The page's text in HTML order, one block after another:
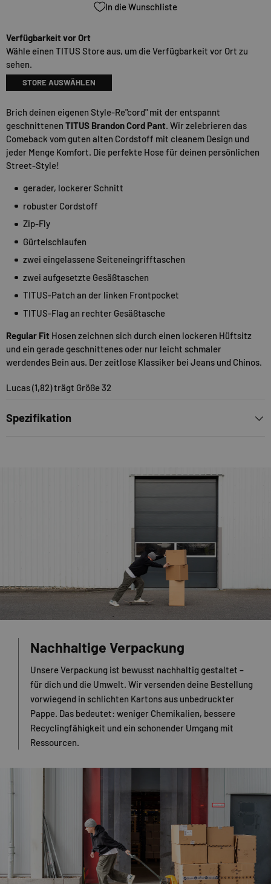
In die Wunschliste
Verfügbarkeit vor Ort
Wähle einen TITUS Store aus, um die Verfügbarkeit vor Ort zu
sehen.
STORE AUSWÄHLEN
Brich deinen eigenen Style-Re"cord" mit der entspannt
geschnittenen TITUS Brandon Cord Pant. Wir zelebrieren das
Comeback vom guten alten Cordstoff mit cleanem Design und
jeder Menge Komfort. Die perfekte Hose für deinen persönlichen
Street-Style!
gerader, lockerer Schnitt
robuster Cordstoff
Zip-Fly
Gürtelschlaufen
zwei eingelassene Seiteneingrifftaschen
zwei aufgesetzte Gesäßtaschen
TITUS-Patch an der linken Frontpocket
TITUS-Flag an rechter Gesäßtasche
Regular Fit Hosen zeichnen sich durch einen lockeren Hüftsitz
und ein gerade geschnittenes oder nur leicht schmaler
werdendes Bein aus. Der zeitlose Klassiker bei Jeans und Chinos.
Lucas (1,82) trägt Größe 32
Spezifikation
Nachhaltige Verpackung
Unsere Verpackung ist bewusst nachhaltig gestaltet –
für dich und die Umwelt. Wir versenden deine Bestellung
vorwiegend in schlichten Kartons aus unbedruckter
Pappe. Das bedeutet: weniger Chemikalien, bessere
Recyclingfähigkeit und ein schonender Umgang mit
Ressourcen.